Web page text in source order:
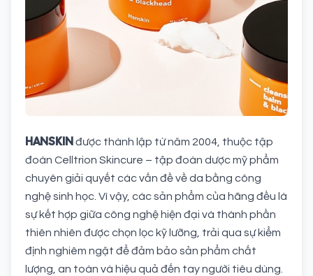
HANSKINđược thành lập từ năm 2004, thuộc tập
đoàn Celltrion Skincure – tập đoàn dược mỹ phẩm
chuyên giải quyết các vấn đề về da bằng công
nghệ sinh học. Vì vậy, các sản phẩm của hãng đều là
sự kết hợp giữa công nghệ hiện đại và thành phần
thiên nhiên được chọn lọc kỹ lưỡng, trải qua sự kiểm
định nghiêm ngặt để đảm bảo sản phẩm chất
lượng, an toàn và hiệu quả đến tay người tiêu dùng.